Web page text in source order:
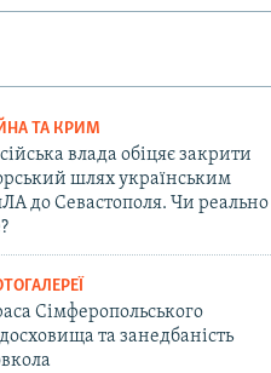
ТА КРИМ
влада обіцяє закрити
шлях українським
до Севастополя. Чи реально
Сімферопольського
та занедбаність